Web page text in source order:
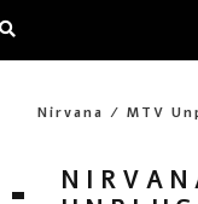
Nirvana / MTV